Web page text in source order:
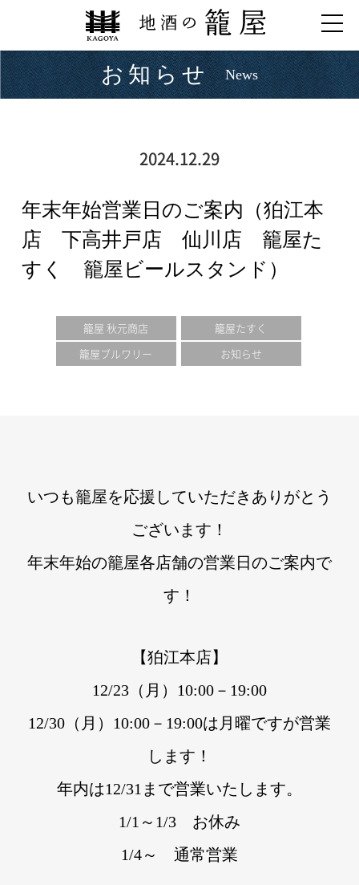
お知らせ News
2024.12.29
年末年始営業日のご案内（狛江本
店 下高井戸店 仙川店 籠屋た
すく 籠屋ビールスタンド）
籠屋 秋元商店
籠屋たすく
籠屋ブルワリー
お知らせ
いつも籠屋を応援していただきありがとう
ございます！
年末年始の籠屋各店舗の営業日のご案内で
す！
【狛江本店】
12/23（月）10:00－19:00
12/30（月）10:00－19:00は月曜ですが営業
します！
年内は12/31まで営業いたします。
1/1～1/3 お休み
1/4～ 通常営業